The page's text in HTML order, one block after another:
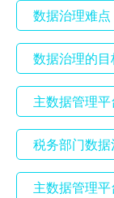
数据治理难点
数据治理的
主数据管理
税务部门数据
主数据管理